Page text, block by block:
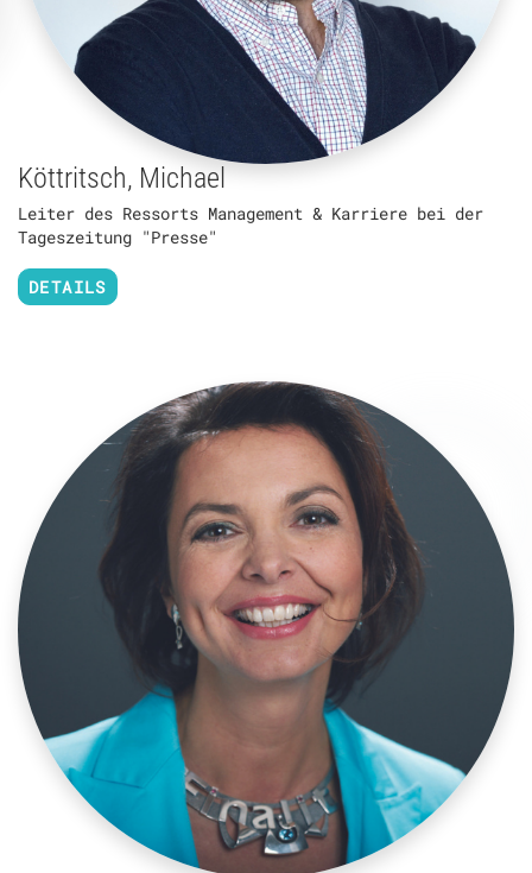
Köttritsch, Michael
Leiter des Ressorts Management & Karriere bei der
Tageszeitung "Presse"
DETAILS